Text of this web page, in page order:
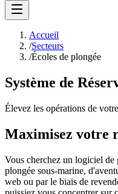
Accueil
/Secteurs
/Écoles de plongée
Système de
Élevez les opérations de
Maximisez votre
Vous cherchez un logiciel de
plongée sous-marine,
web ou par le biais de